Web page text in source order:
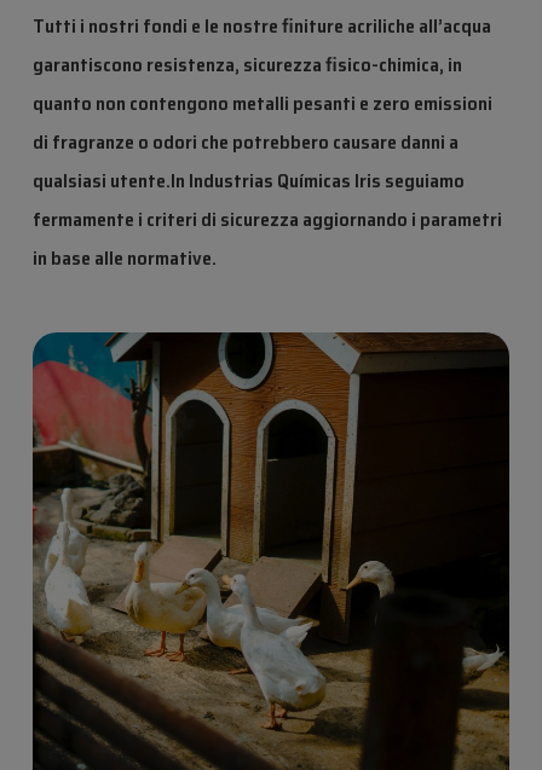
Tutti i nostri fondi e le nostre finiture acriliche all’acqua
garantiscono resistenza, sicurezza fisico-chimica, in
quanto non contengono metalli pesanti e zero emissioni
di fragranze o odori che potrebbero causare danni a
qualsiasi utente.In Industrias Químicas Iris seguiamo
fermamente i criteri di sicurezza aggiornando i parametri
in base alle normative.